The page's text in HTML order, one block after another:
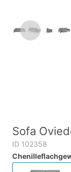
Sofa
ID 102358